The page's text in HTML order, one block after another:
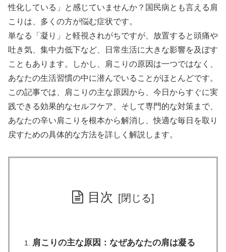
性化している」と感じていませんか？国民病とも言える肩
こりは、多くの方が悩む症状です。
単なる「凝り」と軽視されがちですが、放置すると頭痛や
吐き気、集中力低下など、日常生活に大きな影響を及ぼす
こともあります。しかし、肩こりの原因は一つではなく、
あなたの生活習慣の中に潜んでいることがほとんどです。
この記事では、肩こりの主な原因から、今日からすぐに実
践できる効果的なセルフケア、そして専門的な対策まで、
あなたの辛い肩こりを根本から解消し、快適な毎日を取り
戻すための具体的な方法を詳しく解説します。
目次
肩こりの主な原因：なぜあなたの肩は凝る